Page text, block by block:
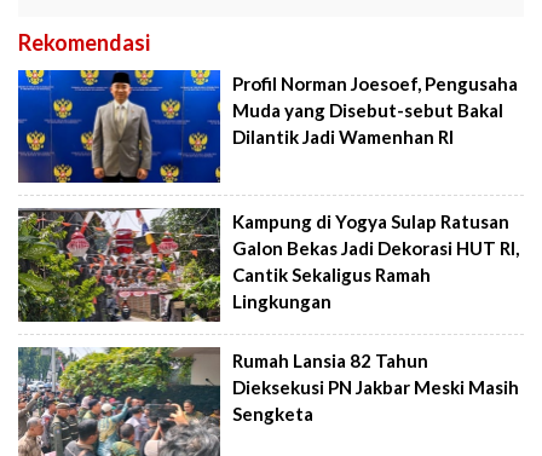
Rekomendasi
Profil Norman Joesoef, Pengusaha
Muda yang Disebut-sebut Bakal
Dilantik Jadi Wamenhan RI
Kampung di Yogya Sulap Ratusan
Galon Bekas Jadi Dekorasi HUT RI,
Cantik Sekaligus Ramah
Lingkungan
Rumah Lansia 82 Tahun
Dieksekusi PN Jakbar Meski Masih
Sengketa